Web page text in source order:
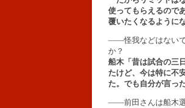
使ってもらえるので
覆いたくなるように
――怪我などはない
か？
船木「昔は試合の三
たけど、今は特に不
た。でも自分が言っ
――前田さんは船木